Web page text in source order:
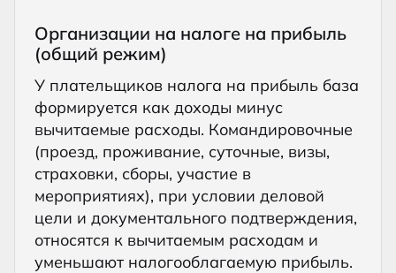
Организации на налоге на прибыль
(общий режим)
У плательщиков налога на прибыль база
формируется как доходы минус
вычитаемые расходы. Командировочные
(проезд, проживание, суточные, визы,
страховки, сборы, участие в
мероприятиях), при условии деловой
цели и документального подтверждения,
относятся к вычитаемым расходам и
уменьшают налогооблагаемую прибыль.